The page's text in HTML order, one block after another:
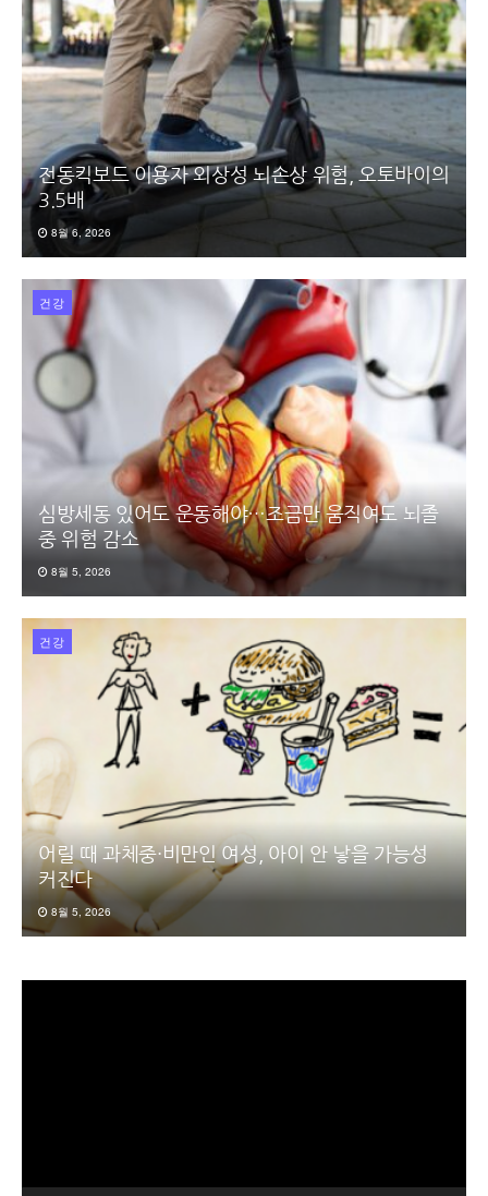
전동킥보드 이용자 외상성 뇌손상 위험, 오토바이의
3.5배
8월 6, 2026
건강
심방세동 있어도 운동해야…조금만 움직여도 뇌졸
중 위험 감소
8월 5, 2026
건강
어릴 때 과체중·비만인 여성, 아이 안 낳을 가능성
커진다
8월 5, 2026